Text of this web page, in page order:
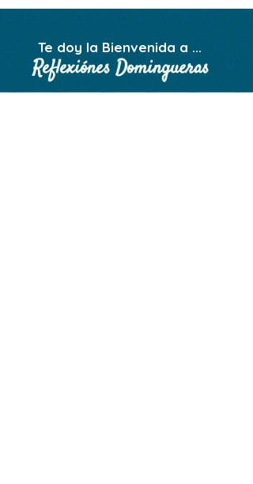
Te doy la Bienvenida a ...
Reflexiónes Domingueras